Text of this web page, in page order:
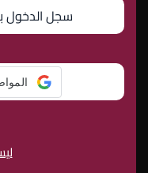
سجل الدخول